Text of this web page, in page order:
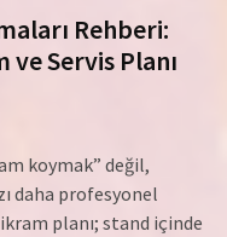
Rehberi:
ve Servis Planı
koymak” değil,
daha profesyonel
planı; stand içinde